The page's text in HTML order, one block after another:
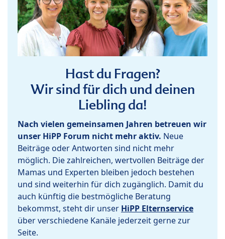
Hast du Fragen?
Wir sind für dich und deinen
Liebling da!
Nach vielen gemeinsamen Jahren betreuen wir
unser HiPP Forum nicht mehr aktiv. Neue
Beiträge oder Antworten sind nicht mehr
möglich. Die zahlreichen, wertvollen Beiträge der
Mamas und Experten bleiben jedoch bestehen
und sind weiterhin für dich zugänglich. Damit du
auch künftig die bestmögliche Beratung
bekommst, steht dir unser HiPP Elternservice
über verschiedene Kanäle jederzeit gerne zur
Seite.